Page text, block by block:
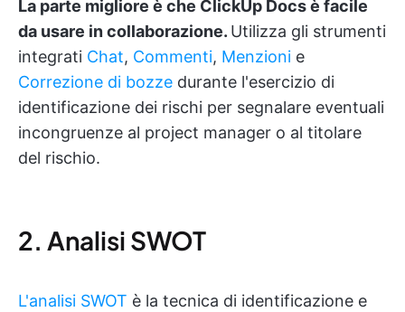
La parte migliore è che ClickUp Docs è facile
da usare in collaborazione. Utilizza gli strumenti
integrati Chat, Commenti, Menzioni e
Correzione di bozze durante l'esercizio di
identificazione dei rischi per segnalare eventuali
incongruenze al project manager o al titolare
del rischio.
2. Analisi SWOT
L'analisi SWOT è la tecnica di identificazione e